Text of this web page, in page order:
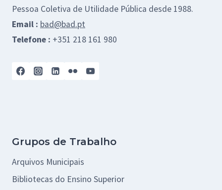
Pessoa Coletiva de Utilidade Pública desde 1988.
Email : bad@bad.pt
Telefone : +351 218 161 980
Grupos de Trabalho
Arquivos Municipais
Bibliotecas do Ensino Superior